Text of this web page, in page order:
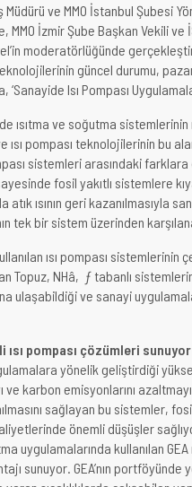
Müdürü ve MMO İstanbul Şubesi
MMO İzmir Şube Başkan Vekili ve
moderatörlüğünde
güncel durumu,
‘Sanayide Isı Pompası
ısıtma ve soğutma sistemlerinin
ısı pompası teknolojilerinin bu
sistemleri arasındaki
fosil yakıtlı sistemlere
atık ısının geri kazanılmasıyla
tek bir sistem üzerinden
ısı pompası sistemlerinin
Topuz, NHâ‚ƒ tabanlı
ulaşabildiği ve sanayi
ısı pompası çözümleri sunuyor
yönelik geliştirdiği
ve karbon emisyonlarını
sağlayan bu sistemler,
önemli düşüşler
uygulamalarında kullanılan
sunuyor. GEA’nın portföyünde